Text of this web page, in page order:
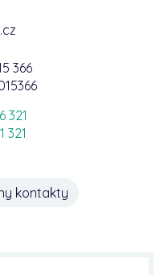
366
321
321
kontakty